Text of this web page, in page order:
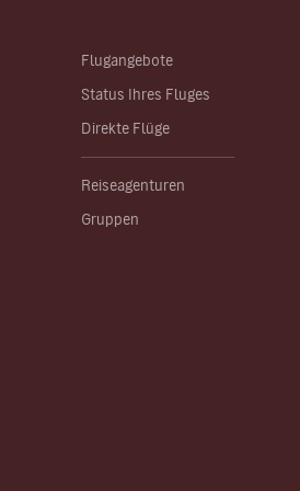
Flugangebote
Status Ihres Fluges
Direkte Flüge
Reiseagenturen
Gruppen